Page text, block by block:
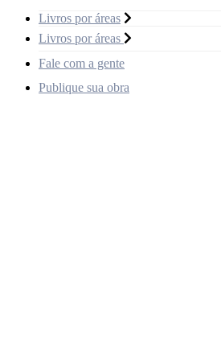
Livros por áreas
Livros por áreas
Fale com a gente
Publique sua obra